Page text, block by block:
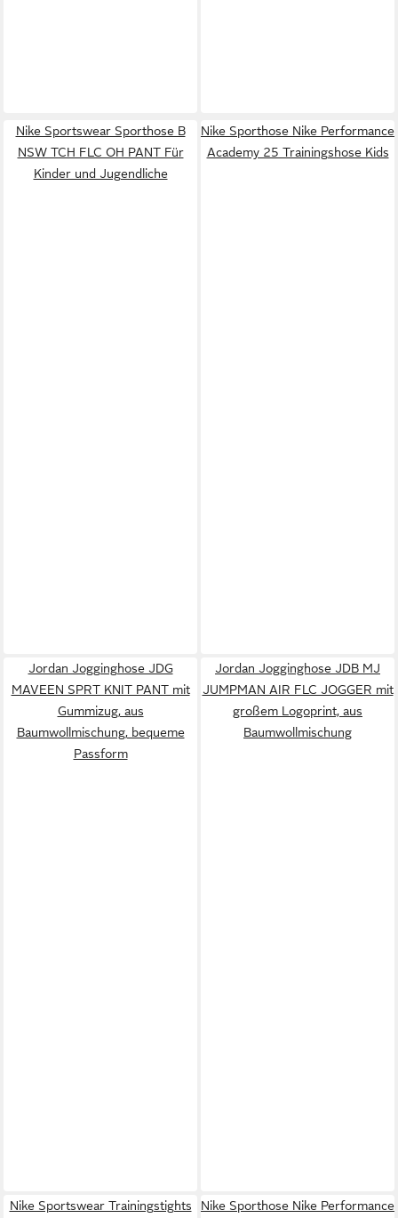
Nike Sportswear Sporthose B
NSW TCH FLC OH PANT Für
Kinder und Jugendliche
Nike Sporthose Nike Performance
Academy 25 Trainingshose Kids
Jordan Jogginghose JDG
MAVEEN SPRT KNIT PANT mit
Gummizug, aus
Baumwollmischung, bequeme
Passform
Jordan Jogginghose JDB MJ
JUMPMAN AIR FLC JOGGER mit
großem Logoprint, aus
Baumwollmischung
Nike Sportswear Trainingstights
Nike Sporthose Nike Performance